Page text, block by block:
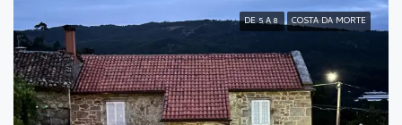
DE 5 A 8 COSTA DA MORTE